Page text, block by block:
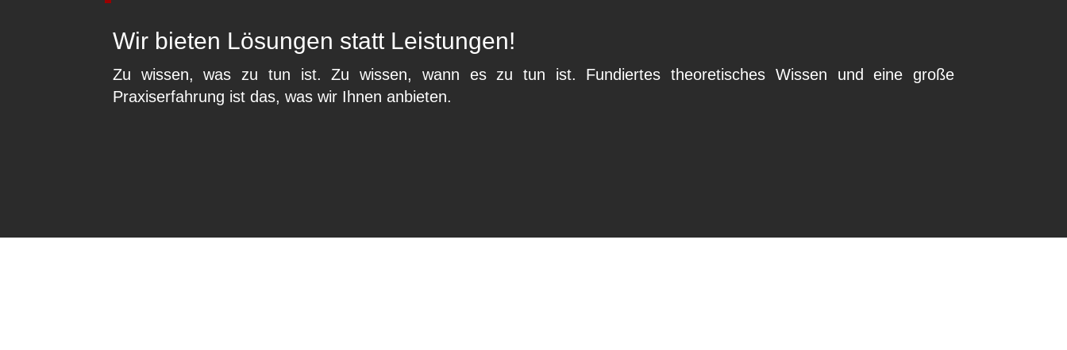
Wir bieten Lösungen statt Leistungen!
Zu wissen, was zu tun ist. Zu wissen, wann es zu tun ist. Fundiertes theoretisches Wissen und eine große
Praxiserfahrung ist das, was wir Ihnen anbieten.